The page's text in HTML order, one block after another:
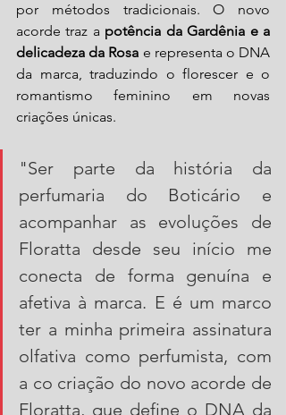
por métodos tradicionais. O novo
acorde traz a potência da Gardênia e a
delicadeza da Rosa e representa o DNA
da marca, traduzindo o florescer e o
romantismo feminino em novas
criações únicas.
"Ser parte da história da
perfumaria do Boticário e
acompanhar as evoluções de
Floratta desde seu início me
conecta de forma genuína e
afetiva à marca. E é um marco
ter a minha primeira assinatura
olfativa como perfumista, com
a co criação do novo acorde de
Floratta, que define o DNA da